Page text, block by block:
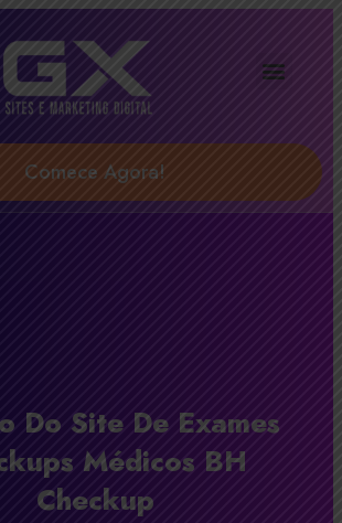
Comece Agora!
Do Site De Exames
Médicos BH
Checkup